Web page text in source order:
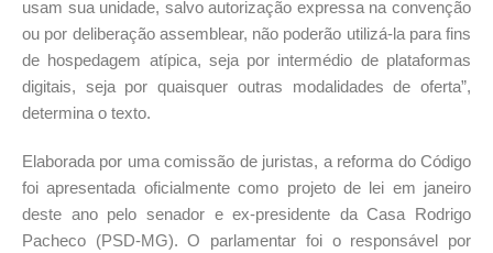
usam sua unidade, salvo autorização expressa na convenção
ou por deliberação assemblear, não poderão utilizá-la para fins
de hospedagem atípica, seja por intermédio de plataformas
digitais, seja por quaisquer outras modalidades de oferta”,
determina o texto.
Elaborada por uma comissão de juristas, a reforma do Código
foi apresentada oficialmente como projeto de lei em janeiro
deste ano pelo senador e ex-presidente da Casa Rodrigo
Pacheco (PSD-MG). O parlamentar foi o responsável por